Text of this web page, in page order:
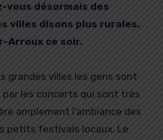
vous désormais des
villes disons plus rurales,
Arroux ce soir.
grandes villes les gens sont
les concerts qui sont très
amplement l’ambiance des
petits festivals locaux. Le